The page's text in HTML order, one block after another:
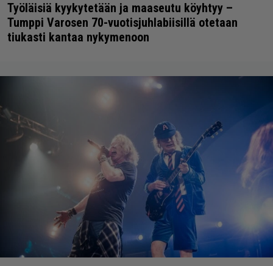
Työläisiä kyykytetään ja maaseutu köyhtyy –
Tumppi Varosen 70-vuotisjuhlabiisillä otetaan
tiukasti kantaa nykymenoon